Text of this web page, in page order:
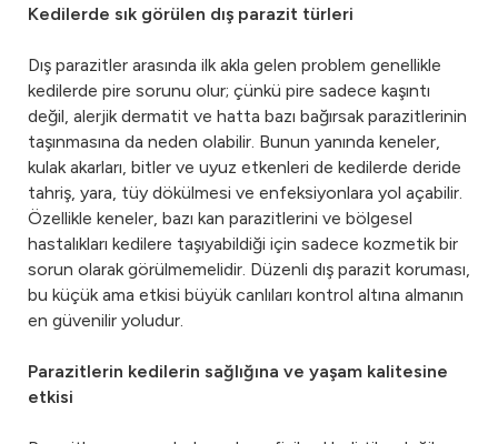
Kedilerde sık görülen dış parazit türleri
Dış parazitler arasında ilk akla gelen problem genellikle
kedilerde pire sorunu olur; çünkü pire sadece kaşıntı
değil, alerjik dermatit ve hatta bazı bağırsak parazitlerinin
taşınmasına da neden olabilir. Bunun yanında keneler,
kulak akarları, bitler ve uyuz etkenleri de kedilerde deride
tahriş, yara, tüy dökülmesi ve enfeksiyonlara yol açabilir.
Özellikle keneler, bazı kan parazitlerini ve bölgesel
hastalıkları kedilere taşıyabildiği için sadece kozmetik bir
sorun olarak görülmemelidir. Düzenli dış parazit koruması,
bu küçük ama etkisi büyük canlıları kontrol altına almanın
en güvenilir yoludur.
Parazitlerin kedilerin sağlığına ve yaşam kalitesine
etkisi